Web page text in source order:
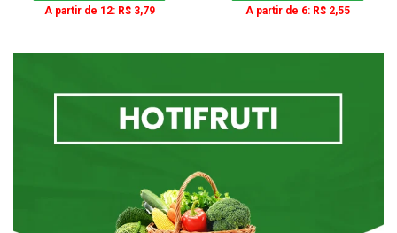
A partir de 12: R$ 3,79 A partir de 6: R$ 2,55